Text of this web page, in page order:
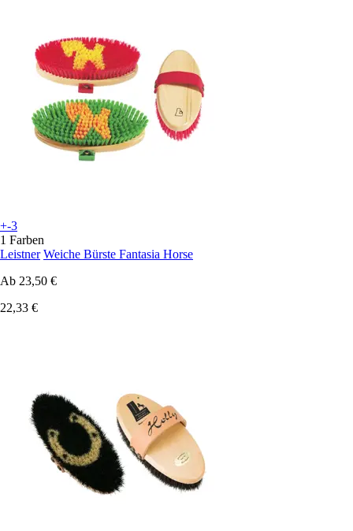
+-3
1 Farben
Leistner Weiche Bürste Fantasia Horse
Ab 23,50 €
22,33 €